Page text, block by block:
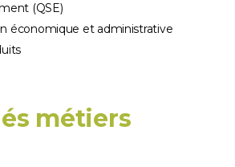
(QSE)
économique et administrative
métiers